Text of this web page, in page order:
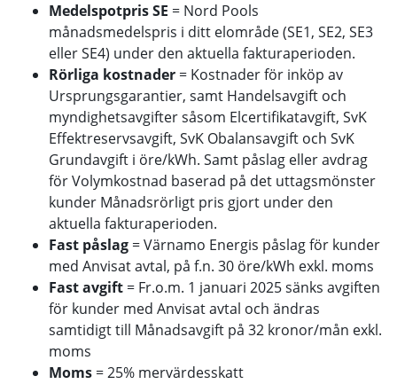
Medelspotpris SE = Nord Pools
månadsmedelspris i ditt elområde (SE1, SE2, SE3
eller SE4) under den aktuella fakturaperioden.
Rörliga kostnader = Kostnader för inköp av
Ursprungsgarantier, samt Handelsavgift och
myndighetsavgifter såsom Elcertifikatavgift, SvK
Effektreservsavgift, SvK Obalansavgift och SvK
Grundavgift i öre/kWh. Samt påslag eller avdrag
för Volymkostnad baserad på det uttagsmönster
kunder Månadsrörligt pris gjort under den
aktuella fakturaperioden.
Fast påslag = Värnamo Energis påslag för kunder
med Anvisat avtal, på f.n. 30 öre/kWh exkl. moms
Fast avgift = Fr.o.m. 1 januari 2025 sänks avgiften
för kunder med Anvisat avtal och ändras
samtidigt till Månadsavgift på 32 kronor/mån exkl.
moms
Moms = 25% mervärdesskatt